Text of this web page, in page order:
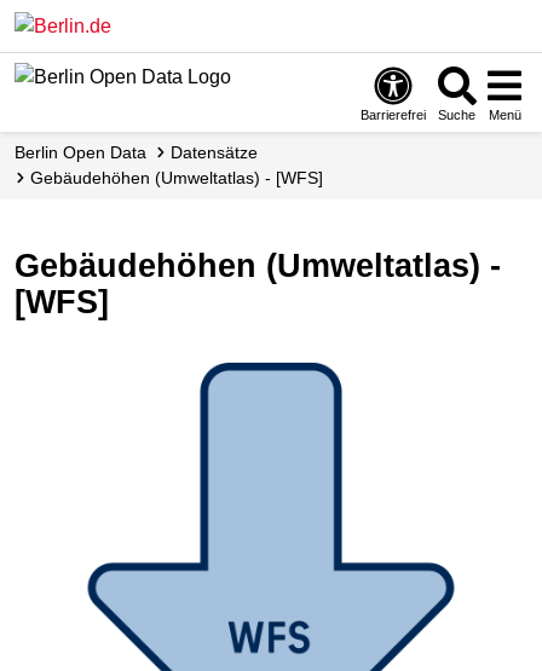
Skip
main
Barrierefrei Suche Menü
Berlin Open Data
Datensätze
Gebäudehöhen (Umweltatlas) - [WFS]
Gebäudehöhen (Umweltatlas) -
[WFS]